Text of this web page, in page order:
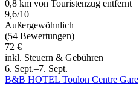
0,8 km von Touristenzug entfernt
9,6/10
Außergewöhnlich
(54 Bewertungen)
72 €
inkl. Steuern & Gebühren
6. Sept.–7. Sept.
B&B HOTEL Toulon Centre Gare